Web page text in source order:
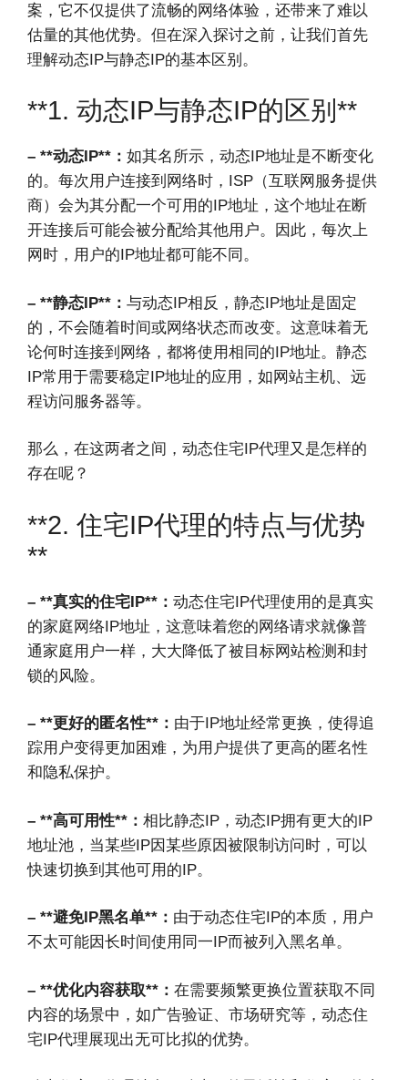
案，它不仅提供了流畅的网络体验，还带来了难以
估量的其他优势。但在深入探讨之前，让我们首先
理解动态IP与静态IP的基本区别。
**1. 动态IP与静态IP的区别**
– **动态IP**： 如其名所示，动态IP地址是不断变化
的。每次用户连接到网络时，ISP（互联网服务提供
商）会为其分配一个可用的IP地址，这个地址在断
开连接后可能会被分配给其他用户。因此，每次上
网时，用户的IP地址都可能不同。
– **静态IP**： 与动态IP相反，静态IP地址是固定
的，不会随着时间或网络状态而改变。这意味着无
论何时连接到网络，都将使用相同的IP地址。静态
IP常用于需要稳定IP地址的应用，如网站主机、远
程访问服务器等。
那么，在这两者之间，动态住宅IP代理又是怎样的
存在呢？
**2. 住宅IP代理的特点与优势
**
– **真实的住宅IP**： 动态住宅IP代理使用的是真实
的家庭网络IP地址，这意味着您的网络请求就像普
通家庭用户一样，大大降低了被目标网站检测和封
锁的风险。
– **更好的匿名性**： 由于IP地址经常更换，使得追
踪用户变得更加困难，为用户提供了更高的匿名性
和隐私保护。
– **高可用性**： 相比静态IP，动态IP拥有更大的IP
地址池，当某些IP因某些原因被限制访问时，可以
快速切换到其他可用的IP。
– **避免IP黑名单**： 由于动态住宅IP的本质，用户
不太可能因长时间使用同一IP而被列入黑名单。
– **优化内容获取**： 在需要频繁更换位置获取不同
内容的场景中，如广告验证、市场研究等，动态住
宅IP代理展现出无可比拟的优势。